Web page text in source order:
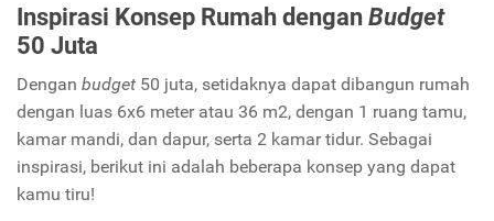
Inspirasi Konsep Rumah denganBudget
50 Juta
Dengan budget 50 juta, setidaknya dapat dibangun rumah
dengan luas 6x6 meter atau 36 m2, dengan 1 ruang tamu,
kamar mandi, dan dapur, serta 2 kamar tidur. Sebagai
inspirasi, berikut ini adalah beberapa konsep yang dapat
kamu tiru!